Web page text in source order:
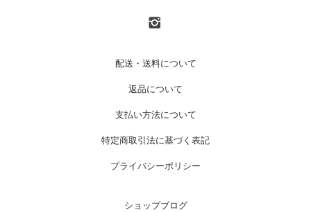
配送・送料について
返品について
支払い方法について
特定商取引法に基づく表記
プライバシーポリシー
ショップブログ